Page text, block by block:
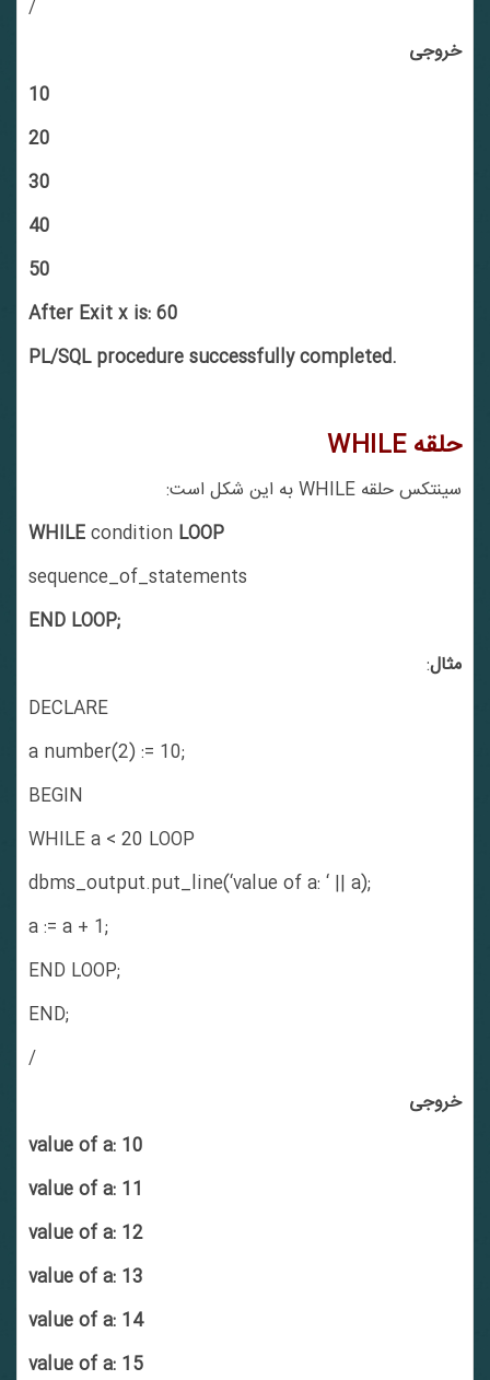
خروجی
After Exit x is: 60
PL/SQL procedure successfully completed.
حلقهWHILE
سینتکس حلقه WHILE به این شکل است:
WHILEconditionLOOP
sequence_of_statements
END LOOP;
مثال:
DECLARE
a number(2) := 10;
BEGIN
WHILE a < 20 LOOP
dbms_output.put_line(‘value of a: ‘ || a);
a := a + 1;
END LOOP;
END;
خروجی
value of a: 10
value of a: 11
value of a: 12
value of a: 13
value of a: 14
value of a: 15